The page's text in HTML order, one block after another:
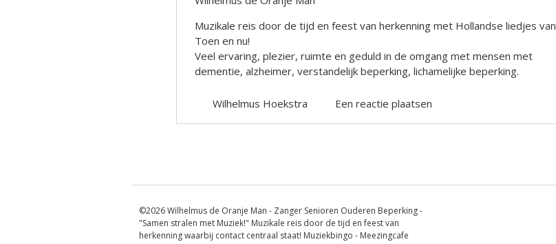
Muzikale reis door de tijd en feest van herkenning met Hollandse liedjes van
Toen en nu!
Veel ervaring, plezier, ruimte en geduld in de omgang met mensen met
dementie, alzheimer, verstandelijk beperking, lichamelijke beperking.
Wilhelmus Hoekstra Een reactie plaatsen
©2026 Wilhelmus de Oranje Man - Zanger Senioren Ouderen Beperking -
"Samen stralen met Muziek!" Muzikale reis door de tijd en feest van
herkenning waarbij contact centraal staat! Muziekbingo - Meezingcafe